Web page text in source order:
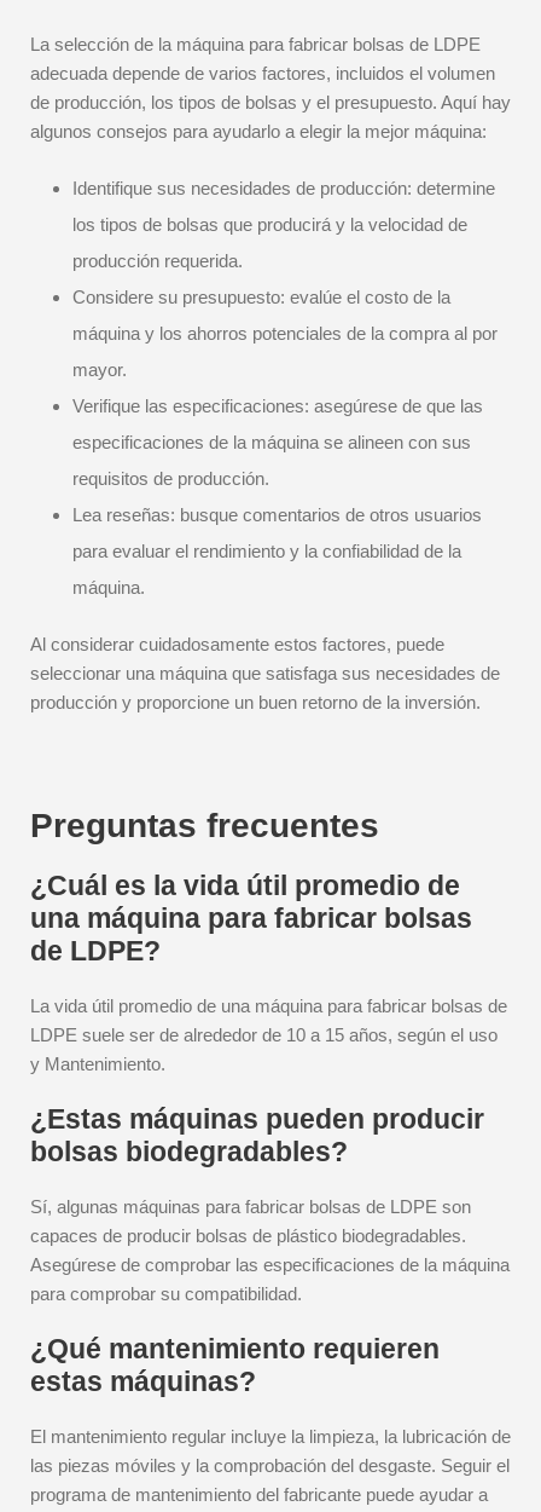
La selección de la máquina para fabricar bolsas de LDPE
adecuada depende de varios factores, incluidos el volumen
de producción, los tipos de bolsas y el presupuesto. Aquí hay
algunos consejos para ayudarlo a elegir la mejor máquina:
Identifique sus necesidades de producción: determine
los tipos de bolsas que producirá y la velocidad de
producción requerida.
Considere su presupuesto: evalúe el costo de la
máquina y los ahorros potenciales de la compra al por
mayor.
Verifique las especificaciones: asegúrese de que las
especificaciones de la máquina se alineen con sus
requisitos de producción.
Lea reseñas: busque comentarios de otros usuarios
para evaluar el rendimiento y la confiabilidad de la
máquina.
Al considerar cuidadosamente estos factores, puede
seleccionar una máquina que satisfaga sus necesidades de
producción y proporcione un buen retorno de la inversión.
Preguntas frecuentes
¿Cuál es la vida útil promedio de
una máquina para fabricar bolsas
de LDPE?
La vida útil promedio de una máquina para fabricar bolsas de
LDPE suele ser de alrededor de 10 a 15 años, según el uso
y Mantenimiento.
¿Estas máquinas pueden producir
bolsas biodegradables?
Sí, algunas máquinas para fabricar bolsas de LDPE son
capaces de producir bolsas de plástico biodegradables.
Asegúrese de comprobar las especificaciones de la máquina
para comprobar su compatibilidad.
¿Qué mantenimiento requieren
estas máquinas?
El mantenimiento regular incluye la limpieza, la lubricación de
las piezas móviles y la comprobación del desgaste. Seguir el
programa de mantenimiento del fabricante puede ayudar a